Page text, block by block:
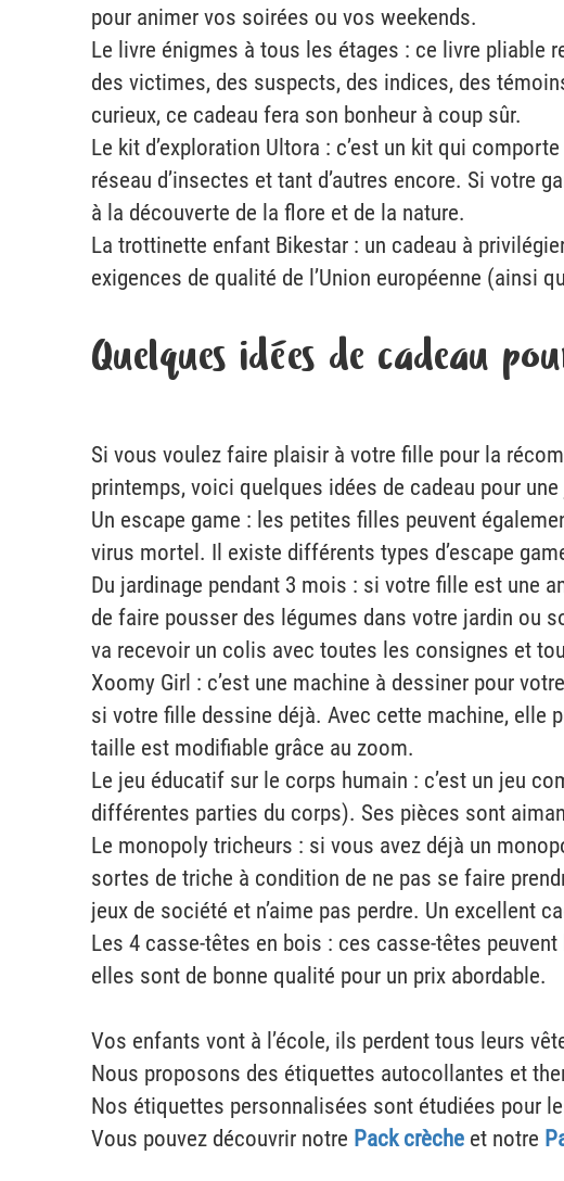
pour animer vos soirées ou vos weekends.
Le livre énigmes à tous les étages : ce livre pliable
des victimes, des suspects, des indices, des
curieux, ce cadeau fera son bonheur à coup sûr.
Le kit d’exploration Ultora : c’est un kit qui
réseau d’insectes et tant d’autres encore. Si votre
à la découverte de la flore et de la nature.
La trottinette enfant Bikestar : un cadeau à
exigences de qualité de l’Union européenne (ainsi
Quelques idées de cadeau
Si vous voulez faire plaisir à votre fille pour la
printemps, voici quelques idées de cadeau pour
Un escape game : les petites filles peuvent
virus mortel. Il existe différents types d’escape
Du jardinage pendant 3 mois : si votre fille est une
de faire pousser des légumes dans votre jardin ou
va recevoir un colis avec toutes les consignes et
Xoomy Girl : c’est une machine à dessiner pour
si votre fille dessine déjà. Avec cette machine, elle
taille est modifiable grâce au zoom.
Le jeu éducatif sur le corps humain : c’est un jeu
différentes parties du corps). Ses pièces sont
Le monopoly tricheurs : si vous avez déjà un
sortes de triche à condition de ne pas se faire
jeux de société et n’aime pas perdre. Un excellent
Les 4 casse-têtes en bois : ces casse-têtes
elles sont de bonne qualité pour un prix abordable.
Vos enfants vont à l’école, ils perdent tous leurs
Nous proposons des étiquettes autocollantes et
Nos étiquettes personnalisées sont étudiées pour
Vous pouvez découvrir notre Pack crèche et notre